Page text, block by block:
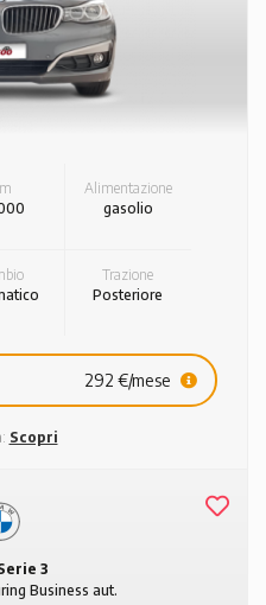
Alimentazione
gasolio
Trazione
Posteriore
292 €/mese
Scopri
3
Business aut.